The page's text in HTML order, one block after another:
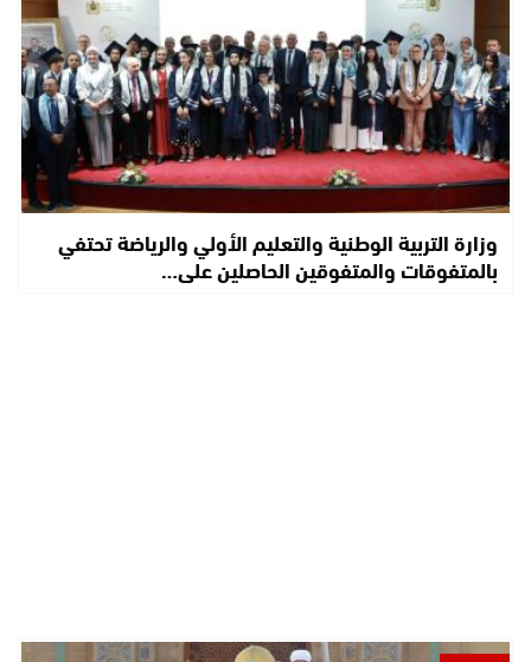
وزارة التربية الوطنية والتعليم الأولي والرياضة تحتفي
بالمتفوقات والمتفوقين الحاصلين على…